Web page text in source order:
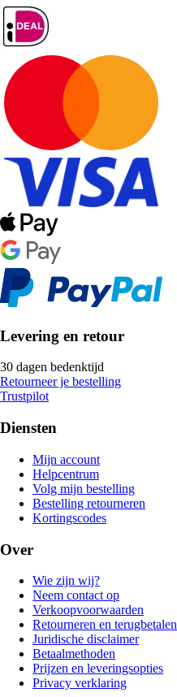
Levering en retour
30 dagen bedenktijd
Retourneer je bestelling
Trustpilot
Diensten
Mijn account
Helpcentrum
Volg mijn bestelling
Bestelling retourneren
Kortingscodes
Over
Wie zijn wij?
Neem contact op
Verkoopvoorwaarden
Retourneren en terugbetalen
Juridische disclaimer
Betaalmethoden
Prijzen en leveringsopties
Privacy verklaring